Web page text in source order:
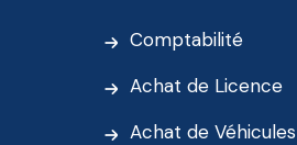
Comptabilité
Achat de Licence
Achat de Véhicules